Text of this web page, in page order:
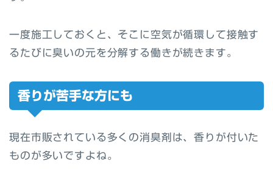
一度施工しておくと、そこに空気が循環して接触す
るたびに臭いの元を分解する働きが続きます。
香りが苦手な方にも
現在市販されている多くの消臭剤は、香りが付いた
ものが多いですよね。